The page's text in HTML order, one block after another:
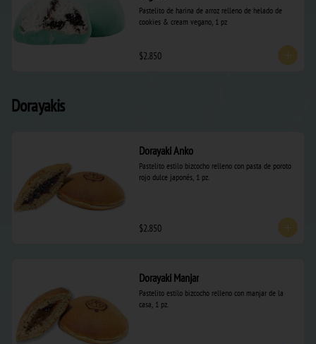
Pastelito de harina de arroz relleno de helado de
cookies & cream vegano, 1 pz
$2.850
Dorayakis
Dorayaki Anko
Pastelito estilo bizcocho relleno con pasta de poroto
rojo dulce japonés, 1 pz.
$2.850
Dorayaki Manjar
Pastelito estilo bizcocho relleno con manjar de la
casa, 1 pz.